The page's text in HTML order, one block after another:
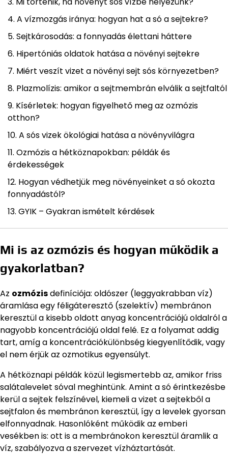
A vízmozgás iránya: hogyan hat a só a sejtekre?
Sejtkárosodás: a fonnyadás élettani háttere
Hipertóniás oldatok hatása a növényi sejtekre
Miért veszít vizet a növényi sejt sós környezetben?
Plazmolízis: amikor a sejtmembrán elválik a sejtfaltól
Kísérletek: hogyan figyelhető meg az ozmózis
otthon?
A sós vizek ökológiai hatása a növényvilágra
Ozmózis a hétköznapokban: példák és
érdekességek
Hogyan védhetjük meg növényeinket a só okozta
fonnyadástól?
GYIK – Gyakran ismételt kérdések
Mi is az ozmózis és hogyan működik a
gyakorlatban?
Az ozmózisdefiníciója: oldószer (leggyakrabban víz)
áramlása egy féligáteresztő (szelektív) membránon
keresztül a kisebb oldott anyag koncentrációjú oldalról a
nagyobb koncentrációjú oldal felé. Ez a folyamat addig
tart, amíg a koncentrációkülönbség kiegyenlítődik, vagy
el nem érjük az ozmotikus egyensúlyt.
A hétköznapi példák közül legismertebb az, amikor friss
salátalevelet sóval meghintünk. Amint a só érintkezésbe
kerül a sejtek felszínével, kiemeli a vizet a sejtekből a
sejtfalon és membránon keresztül, így a levelek gyorsan
elfonnyadnak. Hasonlóként működik az emberi
vesékben is: ott is a membránokon keresztül áramlik a
víz, szabályozva a szervezet vízháztartását.